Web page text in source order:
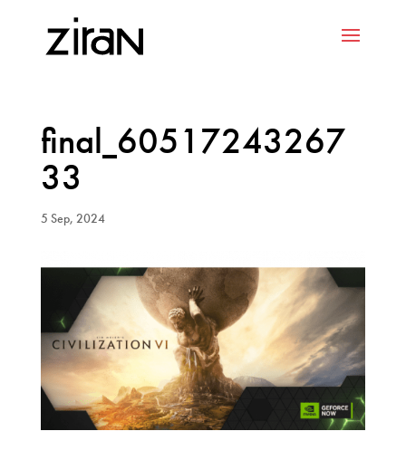
final_60517243267
33
5 Sep, 2024